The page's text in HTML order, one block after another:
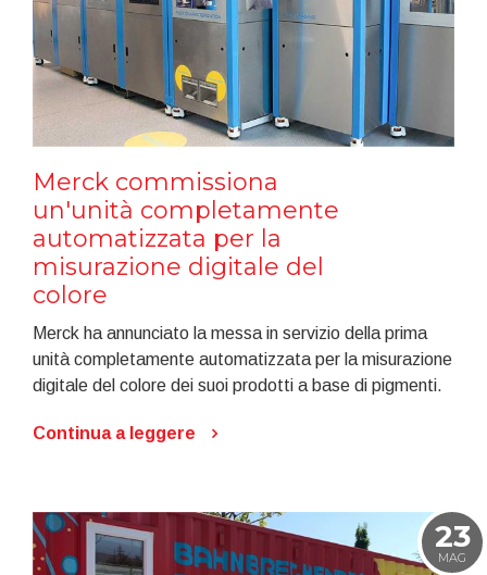
Merck commissiona
un'unità completamente
automatizzata per la
misurazione digitale del
colore
Merck ha annunciato la messa in servizio della prima
unità completamente automatizzata per la misurazione
digitale del colore dei suoi prodotti a base di pigmenti.
Continua a leggere
23
MAG